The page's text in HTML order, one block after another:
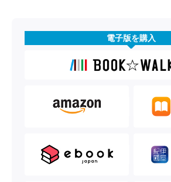
電子版を購入